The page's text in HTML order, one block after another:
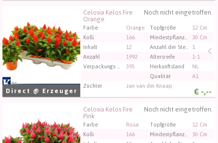
Direct @ Erzeuger
Noch nicht eingetroffen.
Celosia Kelos Fire
Orange
Farbe Orange Topfgröße
12 Cm
Kolli
166 Mindestpflanzenhöhe
30 Cm
Inhalt
12 Anzahl der Stecklinge/Pflanzen pro Topf
1
Anzahl
1992 Altersreife
1-1
395 Herkunftsland
NL
Qualität
A1
Züchter
Jan van der Knaap
€ -,--
Celosia Kelos Fire Orange
Sie müssen angemeldet sein, um kaufen zu können.
Klicken Sie hier, um sich einzuloggen.
Noch nicht eingetroffen.
Celosia Kelos Fire
Pink
Farbe Rosa Topfgröße
12 Cm
Kolli
166 Mindestpflanzenhöhe
30 Cm
Celosia Kelos Fire Pink
Sie müssen angemeldet sein, um kaufen zu können.
Klicken Sie hier, um sich einzuloggen.